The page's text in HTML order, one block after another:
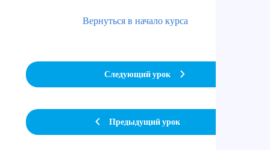
Предыдущий урок
Вернуться в начало курса
Следующий урок